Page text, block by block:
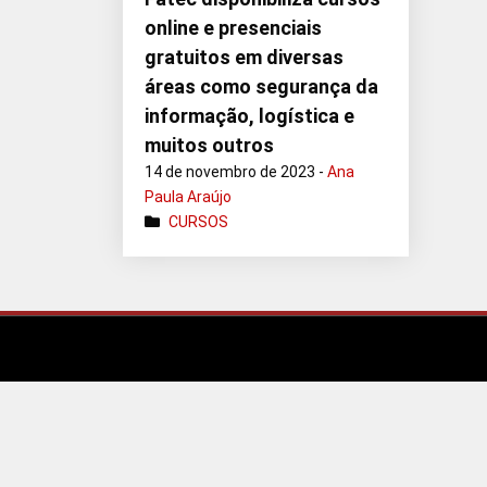
online e presenciais
gratuitos em diversas
áreas como segurança da
informação, logística e
muitos outros
14 de novembro de 2023 -Ana
Paula Araújo
CURSOS